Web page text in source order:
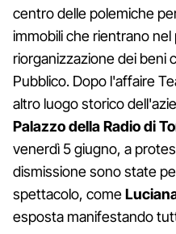
centro delle polemiche
immobili che rientrano
riorganizzazione dei beni
Pubblico. Dopo l'affaire
altro luogo storico
Palazzo della Radio di
venerdì 5 giugno, a
dismissione sono state
spettacolo, come
esposta manifestando